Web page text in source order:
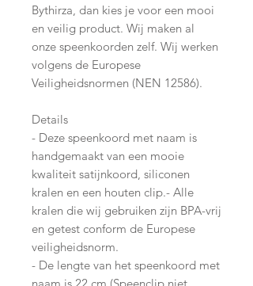
Bythirza, dan kies je voor een mooi
en veilig product. Wij maken al
onze speenkoorden zelf. Wij werken
volgens de Europese
Veiligheidsnormen (NEN 12586).
Details
- Deze speenkoord met naam is
handgemaakt van een mooie
kwaliteit satijnkoord, siliconen
kralen en een houten clip.- Alle
kralen die wij gebruiken zijn BPA-vrij
en getest conform de Europese
veiligheidsnorm.
- De lengte van het speenkoord met